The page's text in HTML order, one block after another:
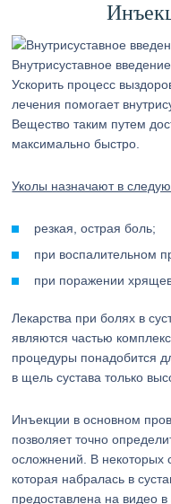
Внутрисуставное
Ускорить процесс
лечения помогает
Вещество таким путем
максимально быстро.
Уколы назначают в
резкая, острая боль;
при воспалительном
при поражении
Лекарства при болях в
являются частью
процедуры понадобится
в щель сустава только
Инъекции в основном
позволяет точно
осложнений. В некоторых
которая набралась в
предоставлена на видео в